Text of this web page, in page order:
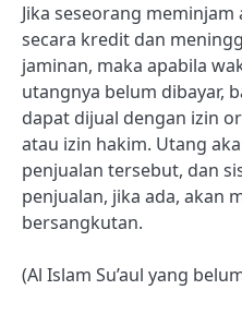
Jika seseorang
secara kredit dan
jaminan, maka apabila
utangnya belum dibayar,
dapat dijual dengan izin
atau izin hakim. Utang
penjualan tersebut, dan
penjualan, jika ada, akan
bersangkutan.
(Al Islam Su’aul yang